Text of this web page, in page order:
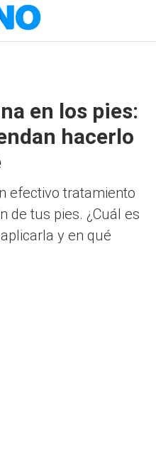
en los pies:
hacerlo
efectivo tratamiento
de tus pies. ¿Cuál es
y en qué